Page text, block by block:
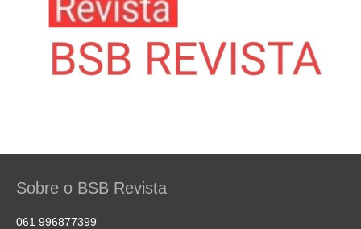
Sobre o BSB Revista
061 996877399